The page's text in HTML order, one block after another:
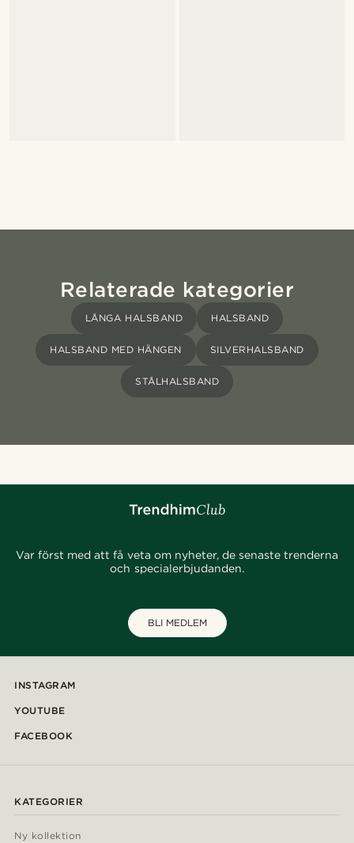
Relaterade kategorier
LÅNGA HALSBAND HALSBAND
HALSBAND MED HÄNGEN SILVERHALSBAND
STÅLHALSBAND
Var först med att få veta om nyheter, de senaste trenderna
och specialerbjudanden.
BLI MEDLEM
INSTAGRAM
YOUTUBE
FACEBOOK
KATEGORIER
Ny kollektion